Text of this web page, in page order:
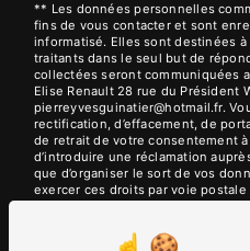
** Les données personnelles
fins de vous contacter et sont
informatisé. Elles sont destinées
traitants dans le seul but de
collectées seront communiquées
Elise Renault 28 rue du Président
pierreyvesguinatier@hotmail.fr.
rectification, d’effacement, de
de retrait de votre consentement
d’introduire une réclamation
que d’organiser le sort de vos
exercer ces droits par voie
Wilson, 03200 Vichy ou par
pierreyvesguinatier@hotmail.fr.
être demandé. Nous conservons